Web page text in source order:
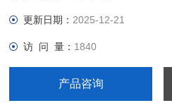
更新日期： 2025-12-21
访 问 量： 1840
产品咨询